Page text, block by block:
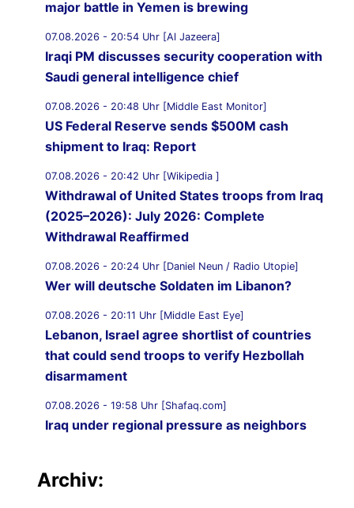
major battle in Yemen is brewing
07.08.2026 - 20:54 Uhr [Al Jazeera]
Iraqi PM discusses security cooperation with
Saudi general intelligence chief
07.08.2026 - 20:48 Uhr [Middle East Monitor]
US Federal Reserve sends $500M cash
shipment to Iraq: Report
07.08.2026 - 20:42 Uhr [Wikipedia ]
Withdrawal of United States troops from Iraq
(2025–2026): July 2026: Complete
Withdrawal Reaffirmed
07.08.2026 - 20:24 Uhr [Daniel Neun / Radio Utopie]
Wer will deutsche Soldaten im Libanon?
07.08.2026 - 20:11 Uhr [Middle East Eye]
Lebanon, Israel agree shortlist of countries
that could send troops to verify Hezbollah
disarmament
07.08.2026 - 19:58 Uhr [Shafaq.com]
Iraq under regional pressure as neighbors
07.08.2026 - 19:49 Uhr [Middle East Eye]
Archiv: